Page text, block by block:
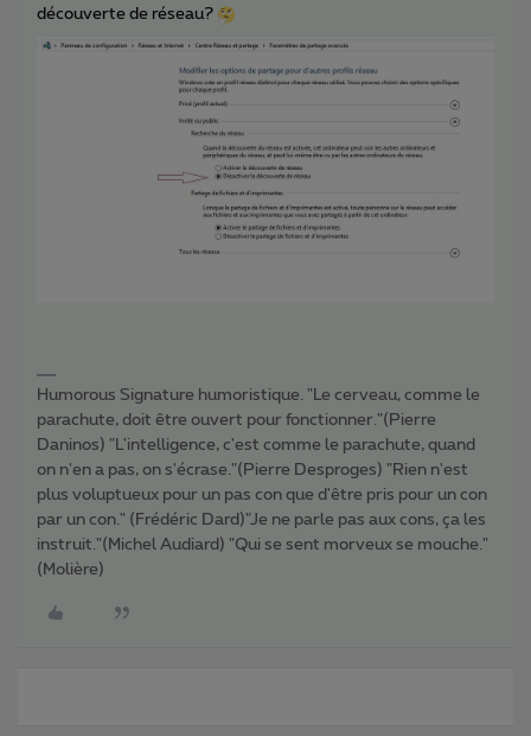
découverte de réseau?
Humorous Signature humoristique. "Le cerveau, comme le
parachute, doit être ouvert pour fonctionner."(Pierre
Daninos) "L'intelligence, c'est comme le parachute, quand
on n'en a pas, on s'écrase."(Pierre Desproges) "Rien n'est
plus voluptueux pour un pas con que d'être pris pour un con
par un con." (Frédéric Dard)"Je ne parle pas aux cons, ça les
instruit."(Michel Audiard) "Qui se sent morveux se mouche."
(Molière)